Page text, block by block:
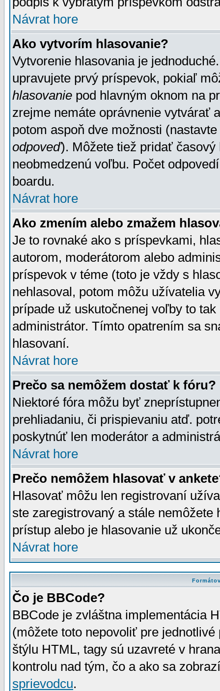
Návrat hore
Ako vytvorím hlasovanie?
Vytvorenie hlasovania je
upravujete prvý príspevok, pokiaľ
hlasovanie pod hlavným oknom na
zrejme nemáte oprávnenie vytvárať
potom aspoň dve možnosti
odpoveď). Môžete tiež pridať
neobmedzenú voľbu. Počet
boardu.
Návrat hore
Ako zmením alebo zmažem
Je to rovnaké ako s príspevkami,
autorom, moderátorom alebo
príspevok v téme (toto je vždy s
nehlasoval, potom môžu užívatelia
prípade už uskutočnenej voľby to
administrátor. Tímto opatrením sa
hlasovaní.
Návrat hore
Prečo sa nemôžem dostať k fóru?
Niektoré fóra môžu byť
prehliadaniu, či prispievaniu atď.
poskytnúť len moderátor a
Návrat hore
Prečo nemôžem hlasovať v
Hlasovať môžu len registrovaní
ste zaregistrovaný a stále
prístup alebo je hlasovanie už
Návrat hore
Čo je BBCode?
BBCode je zvláštna implementácia
(môžete toto nepovoliť pre
štýlu HTML, tagy sú uzavreté v
kontrolu nad tým, čo a ako sa
sprievodcu.